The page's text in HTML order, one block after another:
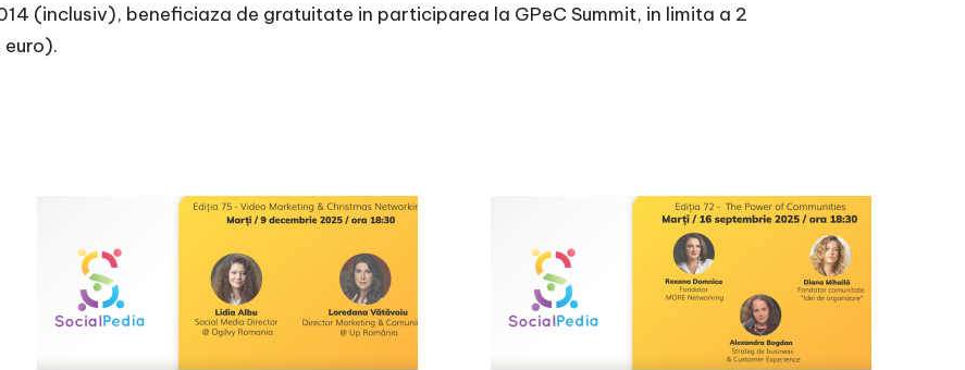
(inclusiv), beneficiaza de gratuitate in participarea la GPeC Summit, in limita a 2